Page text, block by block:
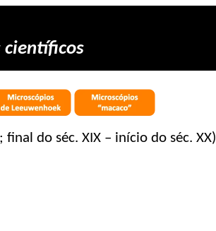
científicos
do séc. XIX – início do séc. XX)